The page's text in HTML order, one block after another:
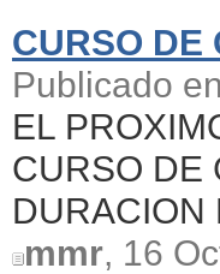
CURSO DE
Publicado en
EL
CURSO DE
DURACION
mmr, 16